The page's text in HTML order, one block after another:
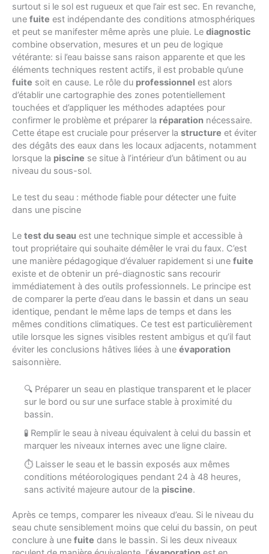
surtout si le sol est rugueux et que l’air est sec. En revanche,
une fuite est indépendante des conditions atmosphériques
et peut se manifester même après une pluie. Le diagnostic
combine observation, mesures et un peu de logique
vétérante: si l’eau baisse sans raison apparente et que les
éléments techniques restent actifs, il est probable qu’une
fuite soit en cause. Le rôle du professionnel est alors
d’établir une cartographie des zones potentiellement
touchées et d’appliquer les méthodes adaptées pour
confirmer le problème et préparer la réparation nécessaire.
Cette étape est cruciale pour préserver la structure et éviter
des dégâts des eaux dans les locaux adjacents, notamment
lorsque la piscine se situe à l’intérieur d’un bâtiment ou au
niveau du sous-sol.
Le test du seau : méthode fiable pour détecter une fuite
dans une piscine
Le test du seau est une technique simple et accessible à
tout propriétaire qui souhaite démêler le vrai du faux. C’est
une manière pédagogique d’évaluer rapidement si une fuite
existe et de obtenir un pré-diagnostic sans recourir
immédiatement à des outils professionnels. Le principe est
de comparer la perte d’eau dans le bassin et dans un seau
identique, pendant le même laps de temps et dans les
mêmes conditions climatiques. Ce test est particulièrement
utile lorsque les signes visibles restent ambigus et qu’il faut
éviter les conclusions hâtives liées à une évaporation
saisonnière.
🔍 Préparer un seau en plastique transparent et le placer
sur le bord ou sur une surface stable à proximité du
bassin.
🧪 Remplir le seau à niveau équivalent à celui du bassin et
marquer les niveaux internes avec une ligne claire.
⏱ Laisser le seau et le bassin exposés aux mêmes
conditions météorologiques pendant 24 à 48 heures,
sans activité majeure autour de la piscine.
Après ce temps, comparer les niveaux d’eau. Si le niveau du
seau chute sensiblement moins que celui du bassin, on peut
conclure à une fuite dans le bassin. Si les deux niveaux